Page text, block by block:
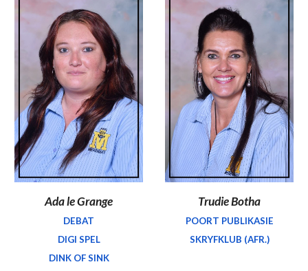
Ada le Grange
DEBAT
DIGI SPEL
DINK OF SINK
Trudie Botha
POORT PUBLIKASIE
SKRYFKLUB (AFR.)